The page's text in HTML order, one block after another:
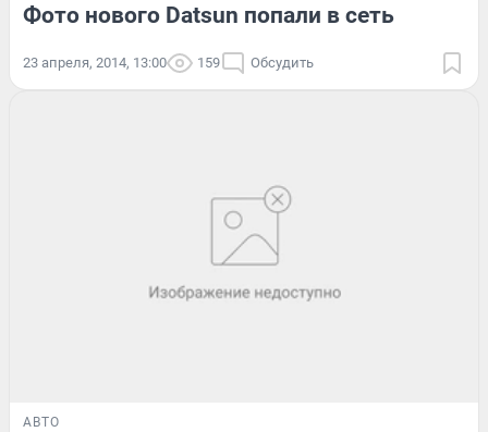
Фото нового Datsun попали в сеть
23 апреля, 2014, 13:00 159 Обсудить
АВТО